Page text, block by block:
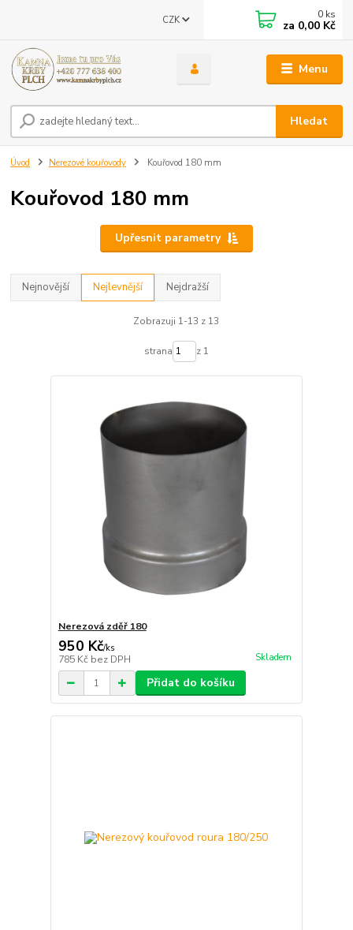
Menu
CZK
Hledat
0 ks
za 0,00 Kč
Úvod Nerezové kouřovody Kouřovod 180 mm
Kouřovod 180 mm
Upřesnit parametry
Nejnovější Nejlevnější Nejdražší
Zobrazuji 1-13 z 13
strana z 1
Nerezová zděř 180
950 Kč/ks
785 Kč bez DPH Skladem
Přidat do košíku